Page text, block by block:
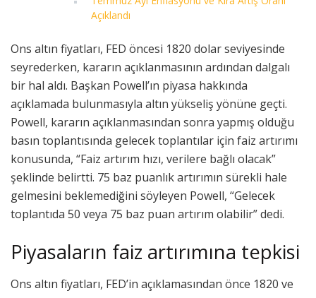
Açıklandı
Ons altın fiyatları, FED öncesi 1820 dolar seviyesinde
seyrederken, kararın açıklanmasının ardından dalgalı
bir hal aldı. Başkan Powell’ın piyasa hakkında
açıklamada bulunmasıyla altın yükseliş yönüne geçti.
Powell, kararın açıklanmasından sonra yapmış olduğu
basın toplantısında gelecek toplantılar için faiz artırımı
konusunda, “Faiz artırım hızı, verilere bağlı olacak”
şeklinde belirtti. 75 baz puanlık artırımın sürekli hale
gelmesini beklemediğini söyleyen Powell, “Gelecek
toplantıda 50 veya 75 baz puan artırım olabilir” dedi.
Piyasaların faiz artırımına tepkisi
Ons altın fiyatları, FED’in açıklamasından önce 1820 ve